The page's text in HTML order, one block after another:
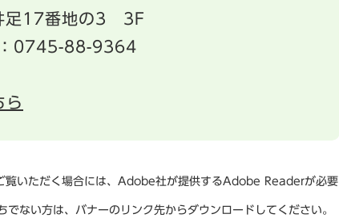
足17番地の3 3F
0745-88-9364
ら
覧いただく場合には、Adobe社が提供するAdobe Readerが必要
ない方は、バナーのリンク先からダウンロードしてください。